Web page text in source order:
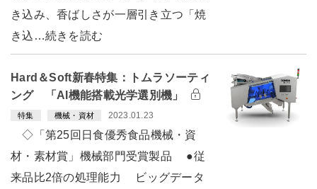
き込み、香ばしさが一層引き立つ「焼
き込…続きを読む
Hard＆Soft新春特集：トムラソーティ
ング 「AI機能搭載光学選別機」
特集 機械・資材 2023.01.23
◇「第25回日食優秀食品機械・資
材・素材賞」機械部門受賞製品 ●従
来品比2倍の処理能力 ビッグデータ